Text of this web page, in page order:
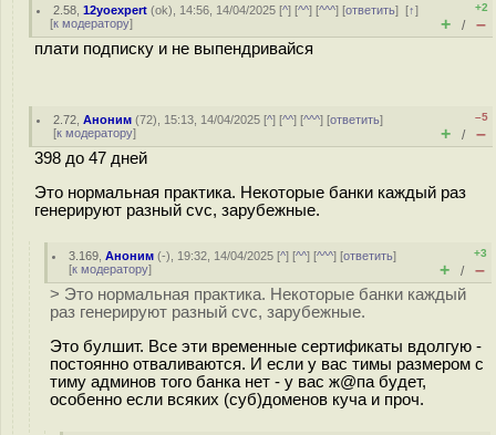
2.58 ,12yoexpert (ok), 14:56, 14/04/2025 [^] [^^] [^^^] [ответить][↑]
[к модератору]
+2
+ / –
плати подписку и не выпендривайся
2.72 ,Аноним (72), 15:13, 14/04/2025 [^] [^^] [^^^] [ответить]
[к модератору]
–5
+ / –
398 до 47 дней
Это нормальная практика. Некоторые банки каждый раз
генерируют разный cvc, зарубежные.
3.169 ,Аноним (-), 19:32, 14/04/2025 [^] [^^] [^^^] [ответить]
[к модератору]
+3
+ / –
> Это нормальная практика. Некоторые банки каждый
раз генерируют разный cvc, зарубежные.
Это булшит. Все эти временные сертификаты вдолгую -
постоянно отваливаются. И если у вас тимы размером с
тиму админов того банка нет - у вас ж@па будет,
особенно если всяких (суб)доменов куча и проч.